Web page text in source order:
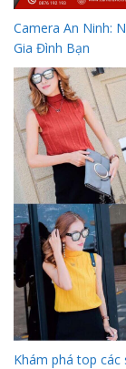
Camera An Ninh:
Gia Đình Bạn
Khám phá top